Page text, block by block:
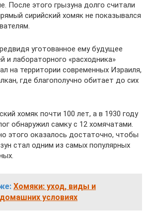
После этого грызуна долго считали
сирийский хомяк не показывался
уготованное ему будущее
и лабораторного «расходника»
на территории современных Израиля,
где благополучно обитает до сих
хомяк почти 100 лет, а в 1930 году
обнаружил самку с 12 хомячатами.
этого оказалось достаточно, чтобы
стал одним из самых популярных
Хомяки: уход, виды и
условиях